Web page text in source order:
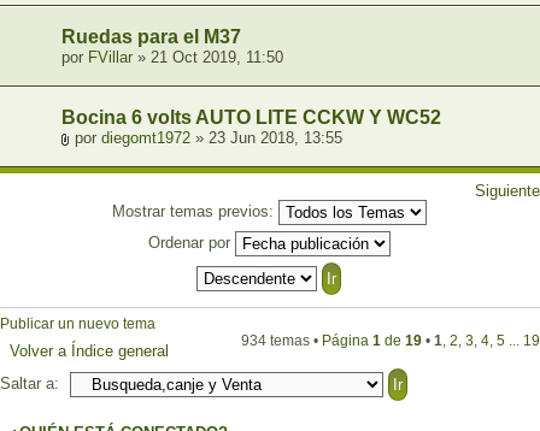
Ruedas para el M37
por FVillar » 21 Oct 2019, 11:50
Bocina 6 volts AUTO LITE CCKW Y WC52
por diegomt1972 » 23 Jun 2018, 13:55
Siguiente
Mostrar temas previos:
Ordenar por
Publicar un nuevo tema
934 temas • Página 1 de 19 • 1, 2, 3, 4, 5 ... 19
Volver a Índice general
Saltar a: